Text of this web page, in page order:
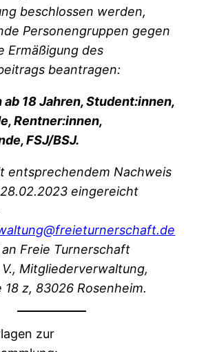
beschlossen werden,
Personengruppen gegen
Ermäßigung des
beantragen:
18 Jahren, Student:innen,
Rentner:innen,
FSJ/BSJ.
entsprechendem Nachweis
eingereicht
Freie Turnerschaft
Mitgliederverwaltung,
z, 83026 Rosenheim.
zur